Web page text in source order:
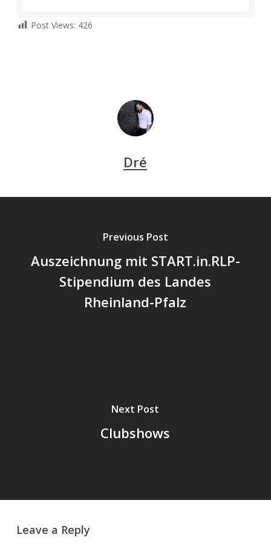
Post Views: 426
Dré
Previous Post
Auszeichnung mit START.in.RLP-
Stipendium des Landes
Rheinland-Pfalz
Next Post
Clubshows
Leave a Reply